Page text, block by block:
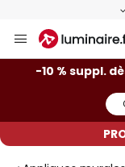
Allez
au
contenu
-10 % suppl.